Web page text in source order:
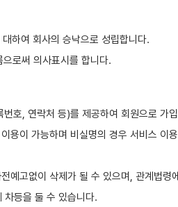
하여 회사의 승낙으로 성립합니다.
로써 의사표시를 합니다.
호, 연락처 등)를 제공하여 회원으로 가
용이 가능하며 비실명의 경우 서비스 이
고없이 삭제가 될 수 있으며, 관계법령
등을 둘 수 있습니다.